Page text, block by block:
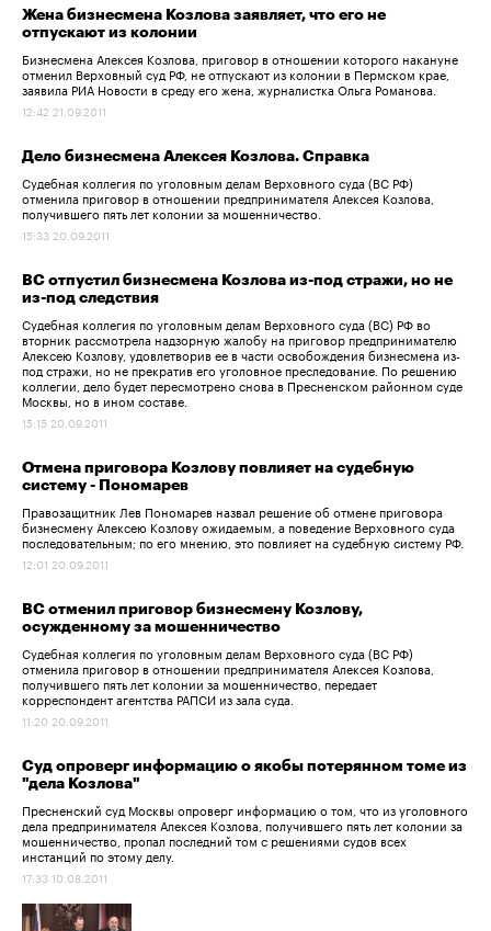
Жена бизнесмена Козлова заявляет, что его не
отпускают из колонии
Бизнесмена Алексея Козлова, приговор в отношении которого накануне
отменил Верховный суд РФ, не отпускают из колонии в Пермском крае,
заявила РИА Новости в среду его жена, журналистка Ольга Романова.
12:42 21.09.2011
Дело бизнесмена Алексея Козлова. Справка
Судебная коллегия по уголовным делам Верховного суда (ВС РФ)
отменила приговор в отношении предпринимателя Алексея Козлова,
получившего пять лет колонии за мошенничество.
15:33 20.09.2011
ВС отпустил бизнесмена Козлова из-под стражи, но не
из-под следствия
Судебная коллегия по уголовным делам Верховного суда (ВС) РФ во
вторник рассмотрела надзорную жалобу на приговор предпринимателю
Алексею Козлову, удовлетворив ее в части освобождения бизнесмена из-
под стражи, но не прекратив его уголовное преследование. По решению
коллегии, дело будет пересмотрено снова в Пресненском районном суде
Москвы, но в ином составе.
15:15 20.09.2011
Отмена приговора Козлову повлияет на судебную
систему - Пономарев
Правозащитник Лев Пономарев назвал решение об отмене приговора
бизнесмену Алексею Козлову ожидаемым, а поведение Верховного суда
последовательным; по его мнению, это повлияет на судебную систему РФ.
12:01 20.09.2011
ВС отменил приговор бизнесмену Козлову,
осужденному за мошенничество
Cудебная коллегия по уголовным делам Верховного суда (ВС РФ)
отменила приговор в отношении предпринимателя Алексея Козлова,
получившего пять лет колонии за мошенничество, передает
корреспондент агентства РАПСИ из зала суда.
11:20 20.09.2011
Суд опроверг информацию о якобы потерянном томе из
"дела Козлова"
Пресненский суд Москвы опроверг информацию о том, что из уголовного
дела предпринимателя Алексея Козлова, получившего пять лет колонии за
мошенничество, пропал последний том с решениями судов всех
инстанций по этому делу.
17:33 10.08.2011